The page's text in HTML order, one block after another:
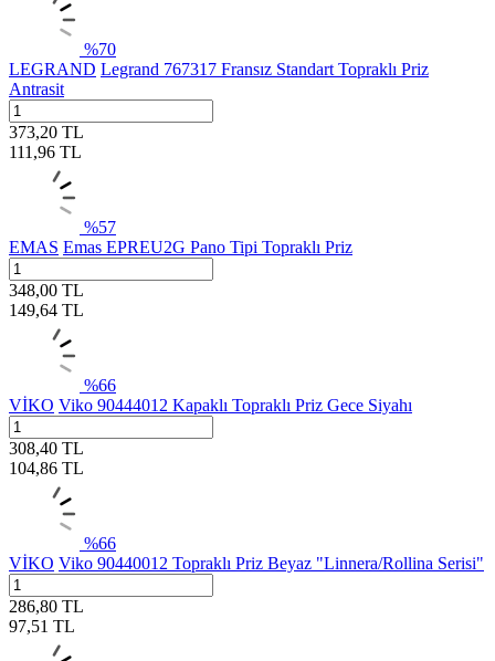
%70
LEGRAND Legrand 767317 Fransız Standart Topraklı Priz
Antrasit
373,20 TL
111,96 TL
%57
EMAS Emas EPREU2G Pano Tipi Topraklı Priz
348,00 TL
149,64 TL
%66
VİKO Viko 90444012 Kapaklı Topraklı Priz Gece Siyahı
308,40 TL
104,86 TL
%66
VİKO Viko 90440012 Topraklı Priz Beyaz "Linnera/Rollina Serisi"
286,80 TL
97,51 TL